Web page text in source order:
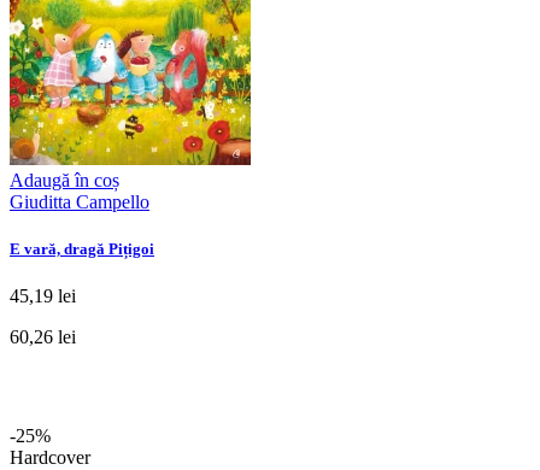
Adaugă în coș
Giuditta Campello
E vară, dragă Pițigoi
45,19 lei
60,26 lei
-25%
Hardcover